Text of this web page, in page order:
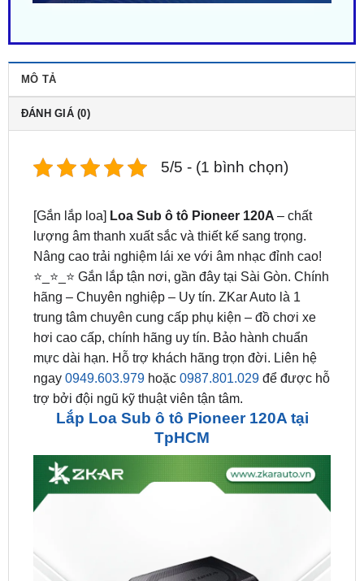
ĐÁNH GIÁ (0)
[Gắn lắp loa]Loa Sub ô tô Pioneer 120A– chất
Nâng cao trải nghiệm lái xe với âm nhạc đỉnh cao!
⭐_⭐_⭐ Gắn lắp tận nơi, gần đây tại Sài Gòn. Chính
hãng – Chuyên nghiệp – Uy tín. ZKar Auto là 1
trung tâm chuyên cung cấp phụ kiện – đồ chơi xe
hơi cao cấp, chính hãng uy tín. Bảo hành chuẩn
mực dài hạn. Hỗ trợ khách hãng trọn đời. Liên hệ
ngay0949.603.979hoặc0987.801.029để được hỗ
trợ bởi đội ngũ kỹ thuật viên tận tâm.
Lắp Loa Sub ô tô Pioneer 120A tại
TpHCM